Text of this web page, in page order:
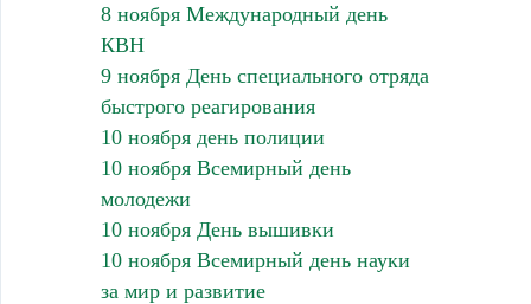
8 ноября Международный день
КВН
9 ноября День специального отряда
быстрого реагирования
10 ноября день полиции
10 ноября Всемирный день
молодежи
10 ноября День вышивки
10 ноября Всемирный день науки
за мир и развитие